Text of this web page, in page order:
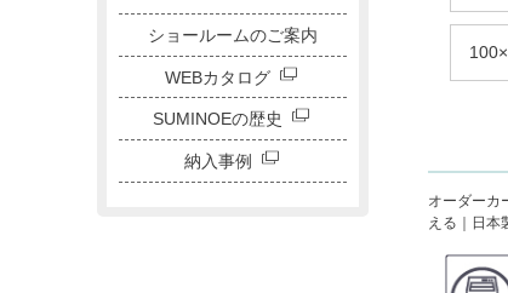
ショールームのご案内
WEBカタログ
SUMINOEの歴史
納入事例
オーダーカ
える｜日本